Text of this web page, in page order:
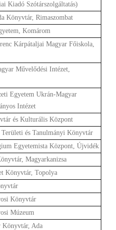
Kiadó Szótárszolgáltatás)
Könyvtár, Rimaszombat
Komárom
Kárpátaljai Magyar Főiskola,
Művelődési Intézet,
Egyetem Ukrán-Magyar
Intézet
és Kulturális Központ
és Tanulmányi Könyvtár
Egyetemista Központ, Újvidék
Magyarkanizsa
Könyvtár, Topolya
Könyvtár
Múzeum
Könyvtár, Ada